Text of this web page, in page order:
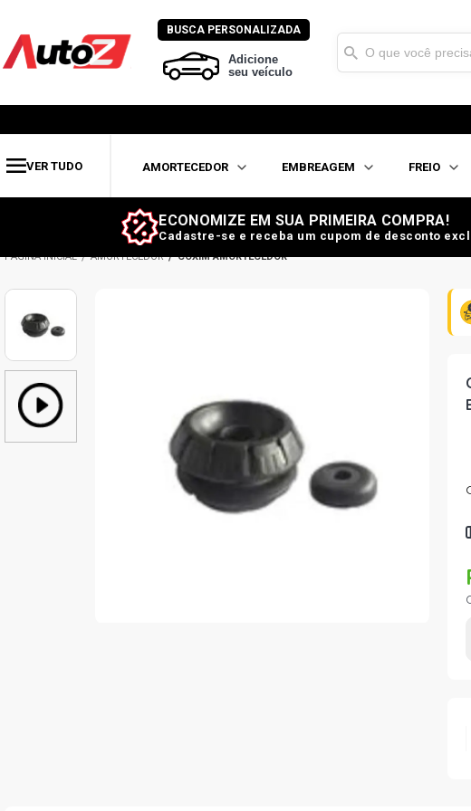
BUSCA PERSONALIZADA
Adicione
seu veículo
VER TUDO AMORTECEDOR EMBREAGEM FREIO
ECONOMIZE EM SUA PRIMEIRA COMPRA!
Cadastre-se e receba um cupom de desconto
AMORTECEDOR COXIM AMORTECEDOR